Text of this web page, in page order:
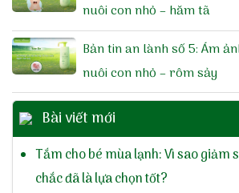
nuôi con nhỏ – hăm tã
Bản tin an lành số 5: Ám
nuôi con nhỏ – rôm sảy
Bài viết mới
Tắm cho bé mùa lạnh: Vì sao giảm
chắc đã là lựa chọn tốt?